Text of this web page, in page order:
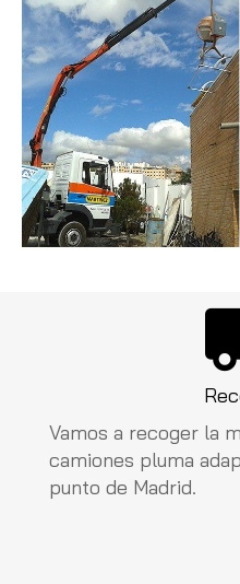
Vamos a recoger la
camiones pluma
punto de Madrid.